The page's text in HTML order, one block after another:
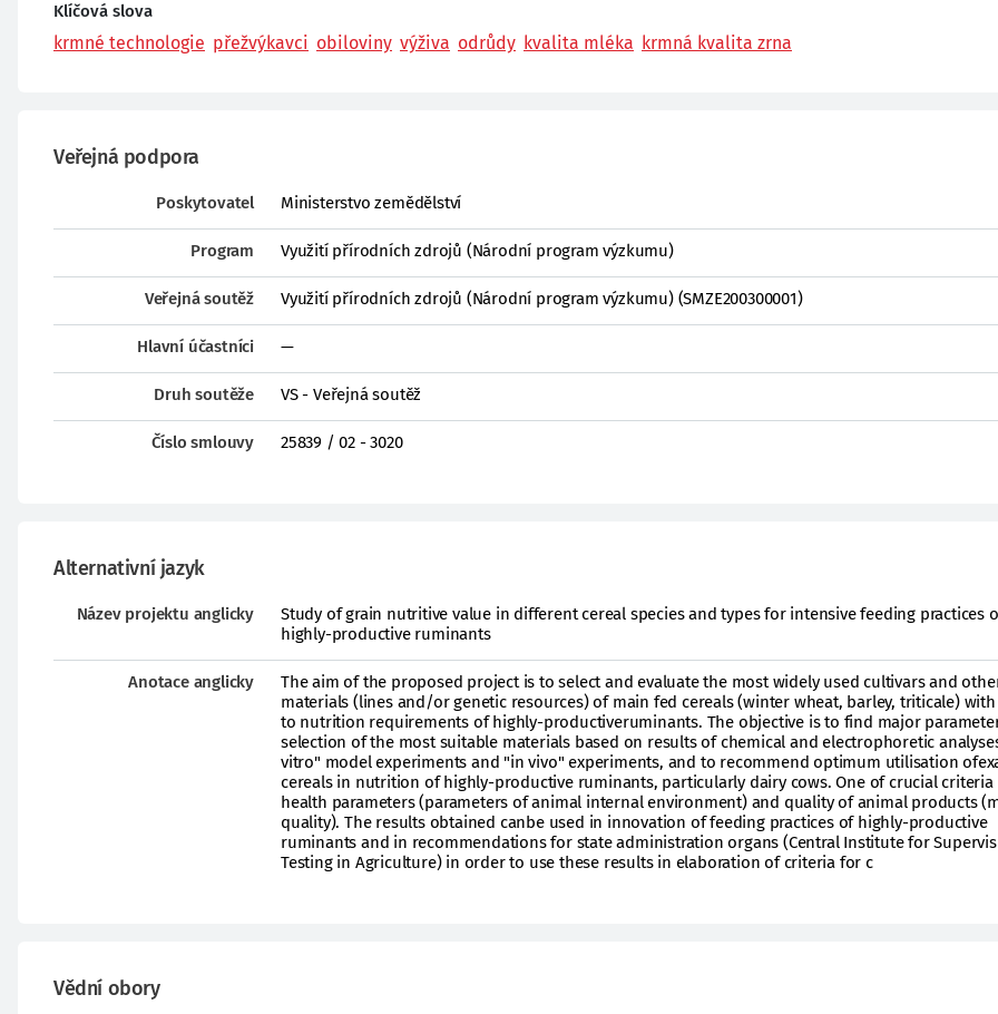
Klíčová slova
krmné technologie přežvýkavci obiloviny výživa odrůdy kvalita mléka krmná kvalita zrna
Veřejná podpora
Poskytovatel Ministerstvo zemědělství
Program Využití přírodních zdrojů (Národní program výzkumu)
Veřejná soutěž Využití přírodních zdrojů (Národní program výzkumu) (SMZE200300001)
Hlavní účastníci —
Druh soutěže VS - Veřejná soutěž
Číslo smlouvy 25839 / 02 - 3020
Alternativní jazyk
Název projektu anglicky
Study of grain nutritive value in different cereal species and types for intensive feeding practices
highly-productive ruminants
Anotace anglicky
The aim of the proposed project is to select and evaluate the most widely used cultivars and
materials (lines and/or genetic resources) of main fed cereals (winter wheat, barley, triticale)
to nutrition requirements of highly-productiveruminants. The objective is to find major
selection of the most suitable materials based on results of chemical and electrophoretic
vitro" model experiments and "in vivo" experiments, and to recommend optimum utilisation
cereals in nutrition of highly-productive ruminants, particularly dairy cows. One of crucial criteria
health parameters (parameters of animal internal environment) and quality of animal products
quality). The results obtained canbe used in innovation of feeding practices of highly-productive
ruminants and in recommendations for state administration organs (Central Institute for
Testing in Agriculture) in order to use these results in elaboration of criteria for c
Vědní obory